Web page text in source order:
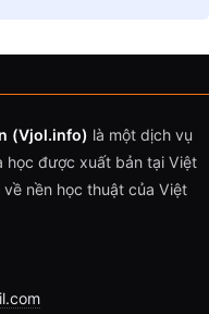
(Vjol.info) là một dịch vụ
học được xuất bản tại Việt
nền học thuật của Việt